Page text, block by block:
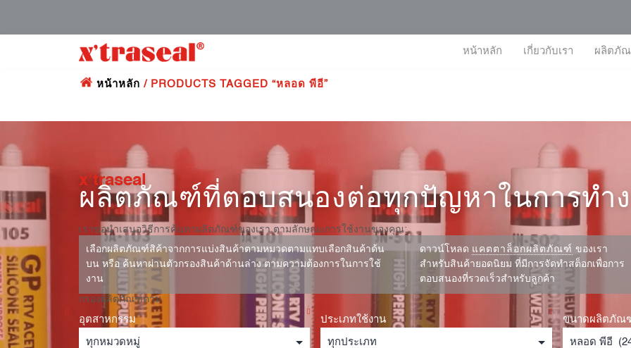
หน้าหลัก เกี่ยวกับเรา ผลิตภั
หน้าหลัก / PRODUCTS TAGGED “หลอด พีอี”
x’traseal
ผลิตภัณฑ์ที่ตอบสนองต่อทุกปัญหาในการทำ
เราขอนำเสนอวิธีการค้นหาผลิตภัณฑ์ของเรา ตามลักษณะการใช้งานของคุณ:
เลือกผลิตภัณฑ์สิค้าจากการแบ่งสินค้าตามหมวดตามแทบเลือกสินค้าด้น
บน หรือ ค้นหาผ่านตัวกรองสินค้าด้านล่าง ตามความต้องการในการใช้
งาน
ดาวน์โหลด แคตตาล็อกผลิตภัณฑ์ ของเรา
สำหรับสินค้ายอดนิยม ที่มีการจัดทำสต็อกเพื่อการ
ตอบสนองที่รวดเร็วสำหรับลูกค้า
กรองผลิตภัณฑ์ตาม
อุตสาหกรรม ประเภทใช้งาน ขนาดผลิตภัณ